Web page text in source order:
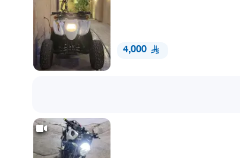
4,000